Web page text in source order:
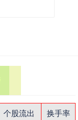
个股流出
换手率